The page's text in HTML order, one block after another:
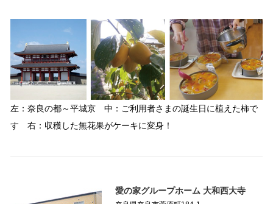
左：奈良の都～平城京 中：ご利用者さまの誕生日に植えた柿で
す 右：収穫した無花果がケーキに変身！
愛の家グループホーム 大和西大寺